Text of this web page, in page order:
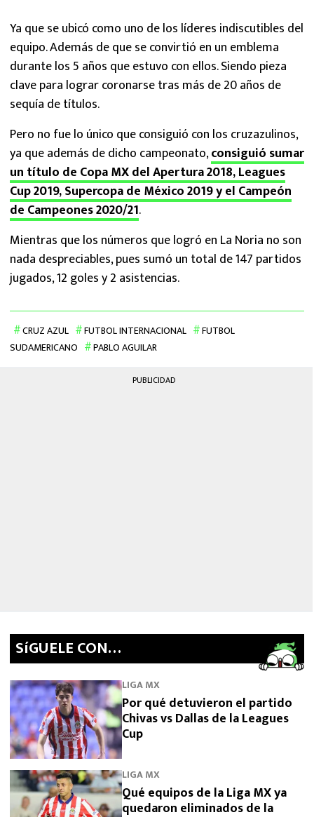
Ya que se ubicó como uno de los líderes indiscutibles del
equipo. Además de que se convirtió en un emblema
durante los 5 años que estuvo con ellos. Siendo pieza
clave para lograr coronarse tras más de 20 años de
sequía de títulos.
Pero no fue lo único que consiguió con los cruzazulinos,
ya que además de dicho campeonato,consiguió sumar
un título de Copa MX del Apertura 2018, Leagues
Cup 2019, Supercopa de México 2019 y el Campeón
de Campeones 2020/21.
Mientras que los números que logró en La Noria no son
nada despreciables, pues sumó un total de 147 partidos
jugados, 12 goles y 2 asistencias.
CRUZ AZUL FUTBOL INTERNACIONAL
FUTBOL
SUDAMERICANO
PABLO AGUILAR
PUBLICIDAD
SíGUELE CON…
LIGA MX
Por qué detuvieron el partido
Chivas vs Dallas de la Leagues
Cup
LIGA MX
Qué equipos de la Liga MX ya
quedaron eliminados de la